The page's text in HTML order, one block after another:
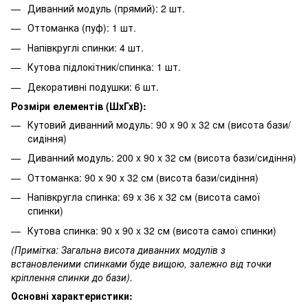
Диванний модуль (прямий): 2 шт.
Оттоманка (пуф): 1 шт.
Напівкруглі спинки: 4 шт.
Кутова підлокітник/спинка: 1 шт.
Декоративні подушки: 6 шт.
Розміри елементів (ШхГхВ):
Кутовий диванний модуль: 90 x 90 x 32 см (висота бази/
сидіння)
Диванний модуль: 200 x 90 x 32 см (висота бази/сидіння)
Оттоманка: 90 x 90 x 32 см (висота бази/сидіння)
Напівкругла спинка: 69 x 36 x 32 см (висота самої
спинки)
Кутова спинка: 90 x 90 x 32 см (висота самої спинки)
(Примітка: Загальна висота диванних модулів з
встановленими спинками буде вищою, залежно від точки
кріплення спинки до бази).
Основні характеристики: